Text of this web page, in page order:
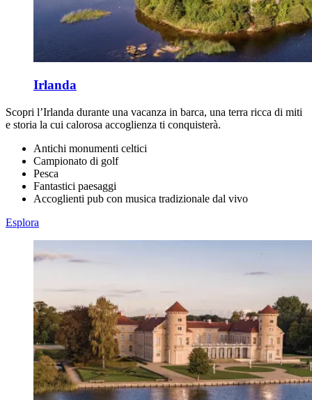
Irlanda
Scopri l’Irlanda durante una vacanza in barca, una terra ricca di miti
e storia la cui calorosa accoglienza ti conquisterà.
Antichi monumenti celtici
Campionato di golf
Pesca
Fantastici paesaggi
Accoglienti pub con musica tradizionale dal vivo
Esplora